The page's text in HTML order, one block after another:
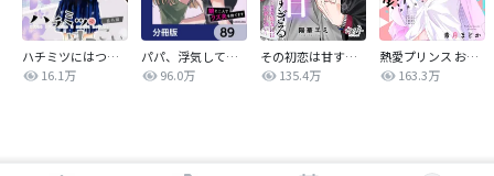
ハチミツにはつこい
16.1万
パパ、浮気してるよ？娘と二人でクズ夫を捨てます【分冊版】
96.0万
その初恋は甘すぎる～恋愛処女には刺激が強い～
135.4万
熱愛プリンス お兄ちゃんはキミが好き
163.3万